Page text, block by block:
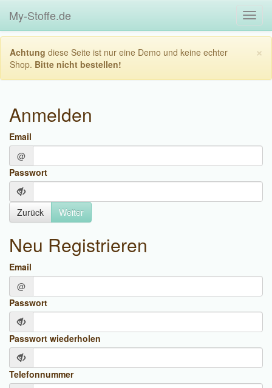
My-Stoffe.de
×
Achtung diese Seite ist nur eine Demo und keine echter
Shop. Bitte nicht bestellen!
Anmelden
Email
@
Passwort
Zurück
Neu Registrieren
Email
@
Passwort
Passwort wiederholen
Telefonnummer